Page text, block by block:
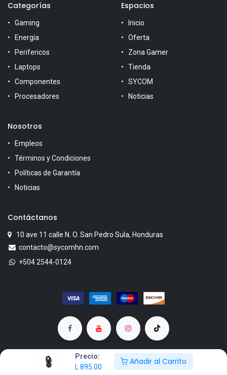
Precio:
L 895.00
Añadir al Carrito
Categorías
Gaming
Energía
Perifericos
Laptops
Componentes
Procesadores
Espacios
Inicio
Oferta
Zona Gamer
Tienda
SYCOM
Noticias
Nosotros
Empleos
Términos y Condiciones
Políticas de Garantía
Noticias
Contáctanos
10 ave 11 calle N. O. San Pedro Sula, Honduras
contacto@sycomhn.com
+504 2544-0124
Copyright © SYCOM